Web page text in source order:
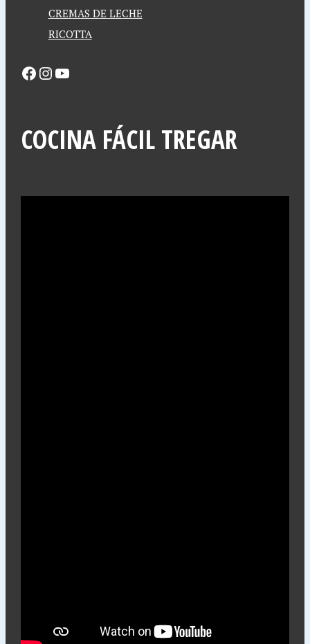
CREMAS DE LECHE
RICOTTA
COCINA FÁCIL TREGAR